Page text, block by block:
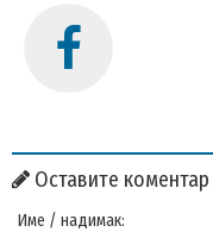
Оставите коментар
Име / надимак: